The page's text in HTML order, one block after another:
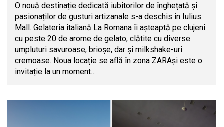
O nouă destinație dedicată iubitorilor de înghețată și
pasionaților de gusturi artizanale s-a deschis în Iulius
Mall. Gelateria italiană La Romana îi așteaptă pe clujeni
cu peste 20 de arome de gelato, clătite cu diverse
umpluturi savuroase, brioșe, dar și milkshake-uri
cremoase. Noua locație se află în zona ZARAși este o
invitație la un moment…